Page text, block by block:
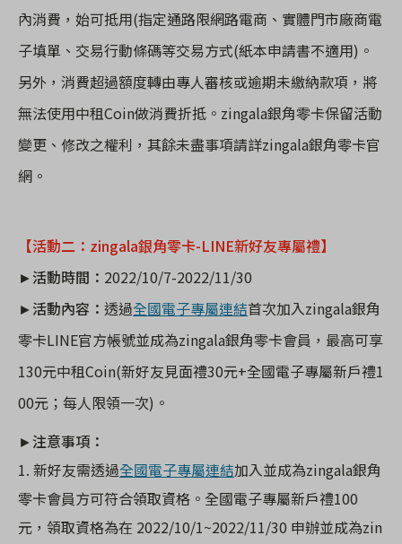
內消費，始可抵用(指定通路限網路電商、實體門市廠商電
子填單、交易行動條碼等交易方式(紙本申請書不適用) 。
另外，消費超過額度轉由專人審核或逾期未繳納款項，將
無法使用中租Coin做消費折抵。 zingala銀角零卡保留活動
變更、修改之權利，其餘未盡事項請詳zingala銀角零卡官
網。
【活動二： zingala銀角零卡-LINE新好友專屬禮】
► 活動時間： 2022/10/7-2022/11/30
► 活動內容： 透過全國電子專屬連結首次加入zingala銀角
零卡LINE官方帳號並成為zingala銀角零卡會員，最高可享
130元中租Coin(新好友見面禮30元+全國電子專屬新戶禮1
00元；每人限領一次) 。
► 注意事項：
1. 新好友需透過全國電子專屬連結加入並成為zingala銀角
零卡會員方可符合領取資格。 全國電子專屬新戶禮100
元，領取資格為在 2022/10/1~2022/11/30 申辦並成為zin